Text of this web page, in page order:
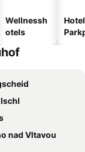
Wellnessh
otels
nad Vltavou